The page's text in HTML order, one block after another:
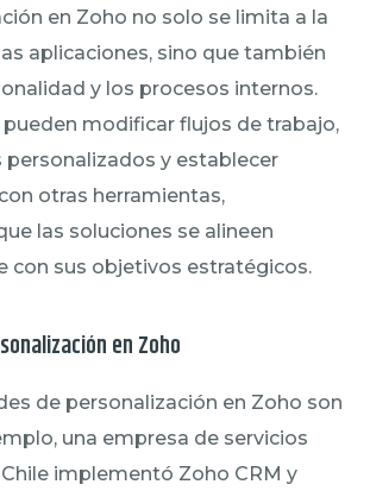
en Zoho no solo se limita a la
aplicaciones, sino que también
y los procesos internos.
pueden modificar flujos de trabajo,
personalizados y establecer
otras herramientas,
las soluciones se alineen
con sus objetivos estratégicos.
en Zoho
de personalización en Zoho son
una empresa de servicios
implementó Zoho CRM y